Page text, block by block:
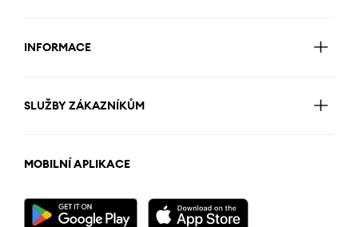
INFORMACE
SLUŽBY ZÁKAZNÍKŮM
MOBILNÍ APLIKACE